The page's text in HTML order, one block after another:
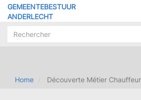
Overslaan
GEMEENTEBESTUUR
ANDERLECHT
Home
Découverte Métier